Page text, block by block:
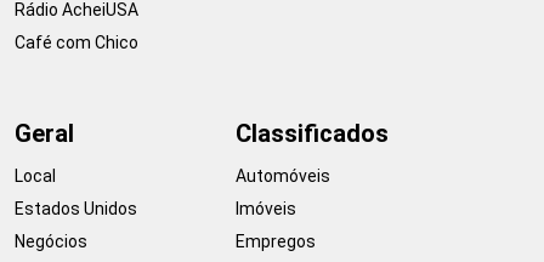
Rádio AcheiUSA
Café com Chico
Geral
Local
Estados Unidos
Negócios
Classificados
Automóveis
Imóveis
Empregos